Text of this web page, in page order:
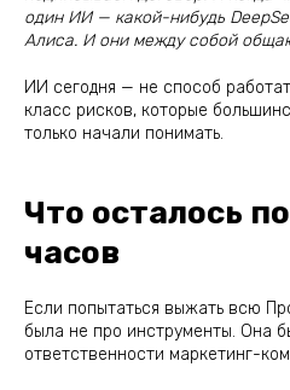
один ИИ — какой-нибудь
Алиса. И они между собой
ИИ сегодня — не способ
класс рисков, которые
только начали понимать.
Что осталось
часов
Если попытаться выжать всю
была не про инструменты. Она
ответственности маркетинг-